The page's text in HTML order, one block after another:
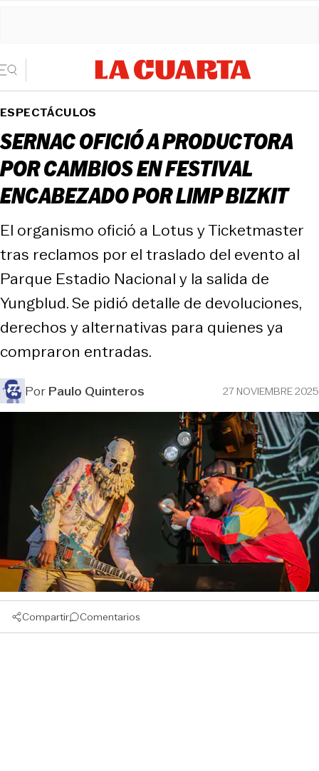
ESPECTÁCULOS
SERNAC OFICIÓ A PRODUCTORA
POR CAMBIOS EN FESTIVAL
ENCABEZADO POR LIMP BIZKIT
El organismo ofició a Lotus y Ticketmaster
tras reclamos por el traslado del evento al
Parque Estadio Nacional y la salida de
Yungblud. Se pidió detalle de devoluciones,
derechos y alternativas para quienes ya
compraron entradas.
PorPaulo Quinteros 27 NOVIEMBRE 2025
Compartir Comentarios